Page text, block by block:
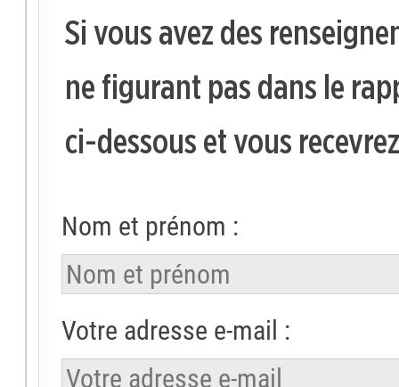
Si vous avez des
ne figurant pas dans le
ci-dessous et vous
Nom et prénom :
Votre adresse e-mail :